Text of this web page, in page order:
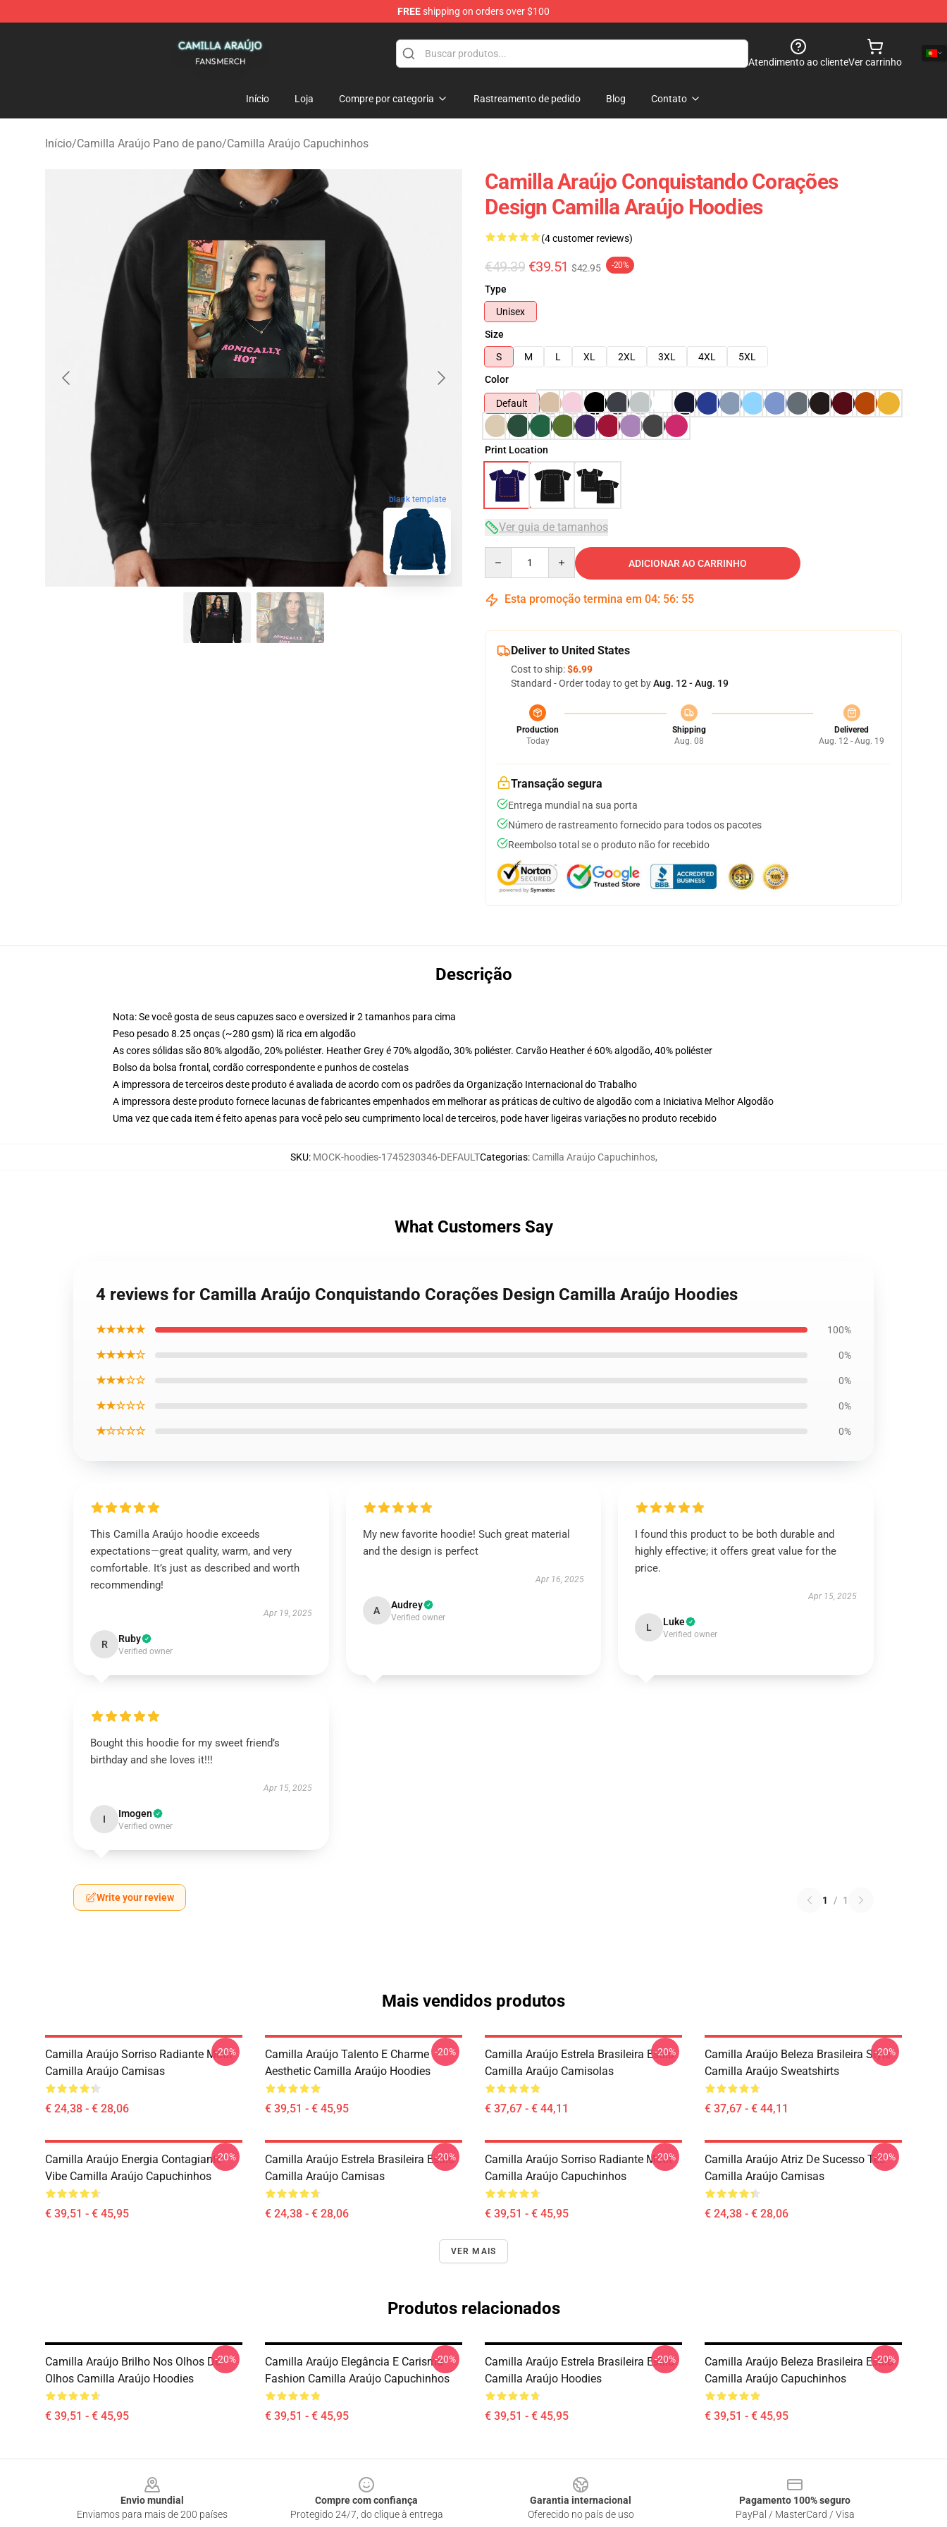
FREEshipping on orders over $100
Atendimento ao clienteVer carrinho
Início Loja Compre por categoria Rastreamento de pedido Blog Contato
Início/Camilla Araújo Pano de pano/Camilla Araújo Capuchinhos
blank template
Camilla Araújo Conquistando Corações
Design Camilla Araújo Hoodies
(4 customer reviews)
€49.39 €39.51 $42.95 -20%
Type
Unisex
Size
S
M L XL 2XL 3XL 4XL
5XL
Color
Default
Print Location
Ver guia de tamanhos
ADICIONAR AO CARRINHO
Esta promoção termina em 04: 56: 54
Deliver to United States
Cost to ship:$6.99
Standard - Order today to get byAug. 12 - Aug. 19
Production
Today
Shipping
Aug. 08
Delivered
Aug. 12 - Aug. 19
Transação segura
Entrega mundial na sua porta
Número de rastreamento fornecido para todos os pacotes
Reembolso total se o produto não for recebido
Descrição
Nota: Se você gosta de seus capuzes saco e oversized ir 2 tamanhos para cima
Peso pesado 8.25 onças (~280 gsm) lã rica em algodão
As cores sólidas são 80% algodão, 20% poliéster. Heather Grey é 70% algodão, 30% poliéster. Carvão Heather é 60% algodão, 40% poliéster
Bolso da bolsa frontal, cordão correspondente e punhos de costelas
A impressora de terceiros deste produto é avaliada de acordo com os padrões da Organização Internacional do Trabalho
A impressora deste produto fornece lacunas de fabricantes empenhados em melhorar as práticas de cultivo de algodão com a Iniciativa Melhor Algodão
Uma vez que cada item é feito apenas para você pelo seu cumprimento local de terceiros, pode haver ligeiras variações no produto recebido
SKU: MOCK-hoodies-1745230346-DEFAULTCategorias: Camilla Araújo Capuchinhos,
What Customers Say
4 reviews for Camilla Araújo Conquistando Corações Design Camilla Araújo Hoodies
★★★★★ 100%
★★★★☆ 0%
★★★☆☆ 0%
★★☆☆☆ 0%
★☆☆☆☆ 0%
This Camilla Araújo hoodie exceeds
expectations—great quality, warm, and very
comfortable. It’s just as described and worth
recommending!
Apr 19, 2025
R Ruby
Verified owner
My new favorite hoodie! Such great material
and the design is perfect
Apr 16, 2025
A Audrey
Verified owner
I found this product to be both durable and
highly effective; it offers great value for the
price.
Apr 15, 2025
L Luke
Verified owner
Bought this hoodie for my sweet friend’s
birthday and she loves it!!!
Apr 15, 2025
I Imogen
Verified owner
Write your review 1 / 1
Mais vendidos produtos
Camilla Araújo Sorriso Radiante Motif
Camilla Araújo Camisas
€ 24,38 - € 28,06
-20%
Camilla Araújo Talento E Charme
Aesthetic Camilla Araújo Hoodies
€ 39,51 - € 45,95
-20%
Camilla Araújo Estrela Brasileira Estilo
Camilla Araújo Camisolas
€ 37,67 - € 44,11
-20%
Camilla Araújo Beleza Brasileira Style
Camilla Araújo Sweatshirts
€ 37,67 - € 44,11
-20%
Camilla Araújo Energia Contagiante
Vibe Camilla Araújo Capuchinhos
€ 39,51 - € 45,95
-20%
Camilla Araújo Estrela Brasileira Estilo
Camilla Araújo Camisas
€ 24,38 - € 28,06
-20%
Camilla Araújo Sorriso Radiante Motif
Camilla Araújo Capuchinhos
€ 39,51 - € 45,95
-20%
Camilla Araújo Atriz De Sucesso Tee
Camilla Araújo Camisas
€ 24,38 - € 28,06
-20%
VER MAIS
Produtos relacionados
Camilla Araújo Brilho Nos Olhos De
Olhos Camilla Araújo Hoodies
€ 39,51 - € 45,95
-20%
Camilla Araújo Elegância E Carisma
Fashion Camilla Araújo Capuchinhos
€ 39,51 - € 45,95
-20%
Camilla Araújo Estrela Brasileira Estilo
Camilla Araújo Hoodies
€ 39,51 - € 45,95
-20%
Camilla Araújo Beleza Brasileira Estilo
Camilla Araújo Capuchinhos
€ 39,51 - € 45,95
-20%
Envio mundial
Enviamos para mais de 200 países
Compre com confiança
Protegido 24/7, do clique à entrega
Garantia internacional
Oferecido no país de uso
Pagamento 100% seguro
PayPal / MasterCard / Visa